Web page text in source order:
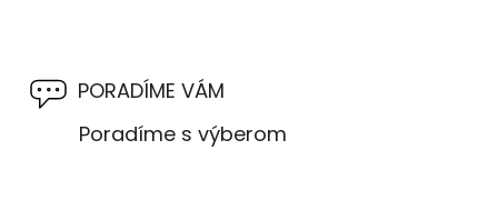
PORADÍME VÁM
Poradíme s výberom